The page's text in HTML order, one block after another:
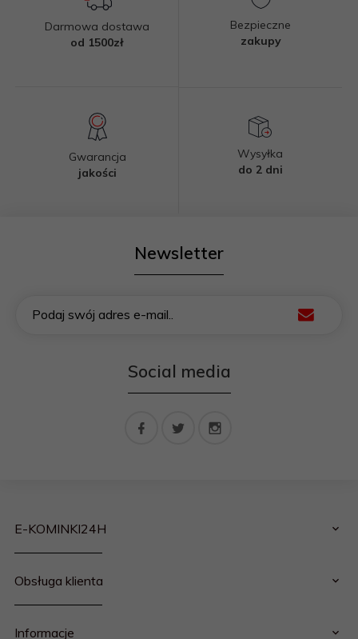
Darmowa dostawa
od 1500zł
Bezpieczne
zakupy
Gwarancja
jakości
Wysyłka
do 2 dni
Newsletter
Podaj swój adres e-mail..
Social media
Obsługa klienta
Informacje
E-KOMINKI24H